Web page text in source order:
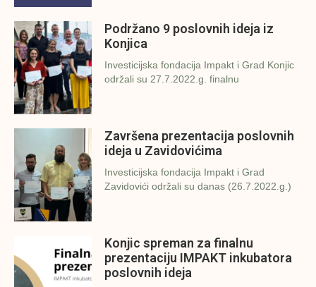
Podržano 9 poslovnih ideja iz
Konjica
Investicijska fondacija Impakt i Grad Konjic
održali su 27.7.2022.g. finalnu
Završena prezentacija poslovnih
ideja u Zavidovićima
Investicijska fondacija Impakt i Grad
Zavidovići održali su danas (26.7.2022.g.)
Konjic spreman za finalnu
prezentaciju IMPAKT inkubatora
poslovnih ideja